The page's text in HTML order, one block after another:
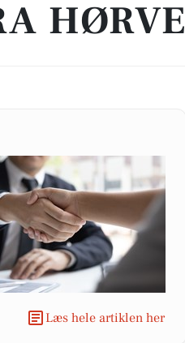
HØRVE
Læs hele artiklen her